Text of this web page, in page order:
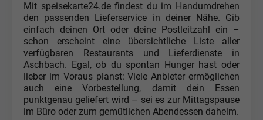
Mit speisekarte24.de findest du im Handumdrehen
den passenden Lieferservice in deiner Nähe. Gib
einfach deinen Ort oder deine Postleitzahl ein –
schon erscheint eine übersichtliche Liste aller
verfügbaren Restaurants und Lieferdienste in
Aschbach. Egal, ob du spontan Hunger hast oder
lieber im Voraus planst: Viele Anbieter ermöglichen
auch eine Vorbestellung, damit dein Essen
punktgenau geliefert wird – sei es zur Mittagspause
im Büro oder zum gemütlichen Abendessen daheim.